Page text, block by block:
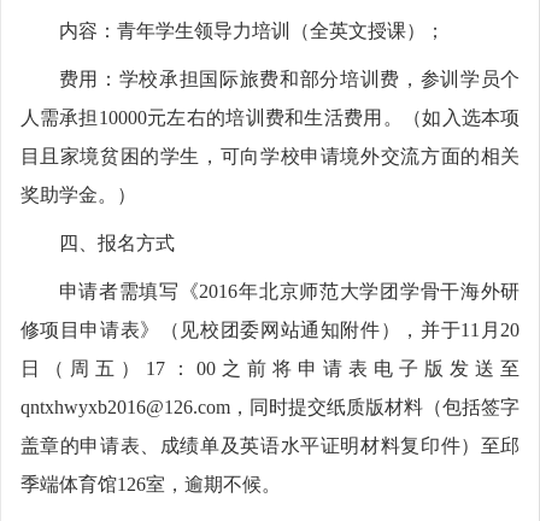
内容：青年学生领导力培训（全英文授课）；
费用：学校承担国际旅费和部分培训费，参训学员个
人需承担10000元左右的培训费和生活费用。（如入选本项
目且家境贫困的学生，可向学校申请境外交流方面的相关
奖助学金。）
四、报名方式
申请者需填写《2016年北京师范大学团学骨干海外研
修项目申请表》（见校团委网站通知附件），并于11月20
日（周五）17：00之前将申请表电子版发送至
qntxhwyxb2016@126.com，同时提交纸质版材料（包括签字
盖章的申请表、成绩单及英语水平证明材料复印件）至邱
季端体育馆126室，逾期不候。